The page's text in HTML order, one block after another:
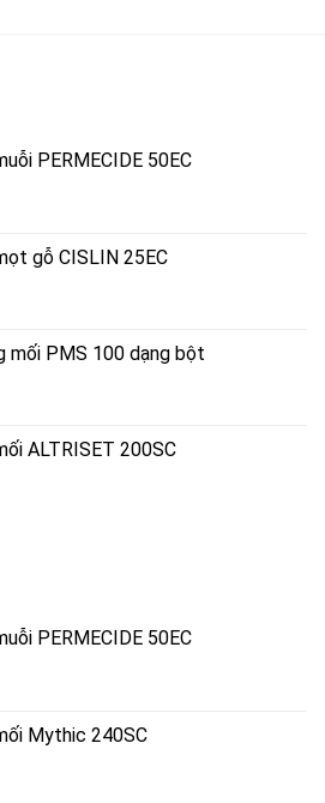
PERMECIDE 50EC
gỗ CISLIN 25EC
mối PMS 100 dạng bột
ALTRISET 200SC
PERMECIDE 50EC
Mythic 240SC